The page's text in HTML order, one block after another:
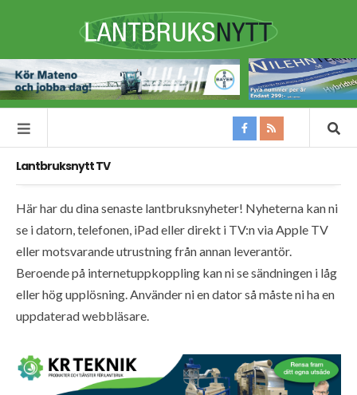
Lantbruksnytt TV
Här har du dina senaste lantbruksnyheter! Nyheterna kan ni
se i datorn, telefonen, iPad eller direkt i TV:n via Apple TV
eller motsvarande utrustning från annan leverantör.
Beroende på internetuppkoppling kan ni se sändningen i låg
eller hög upplösning. Använder ni en dator så måste ni ha en
uppdaterad webbläsare.